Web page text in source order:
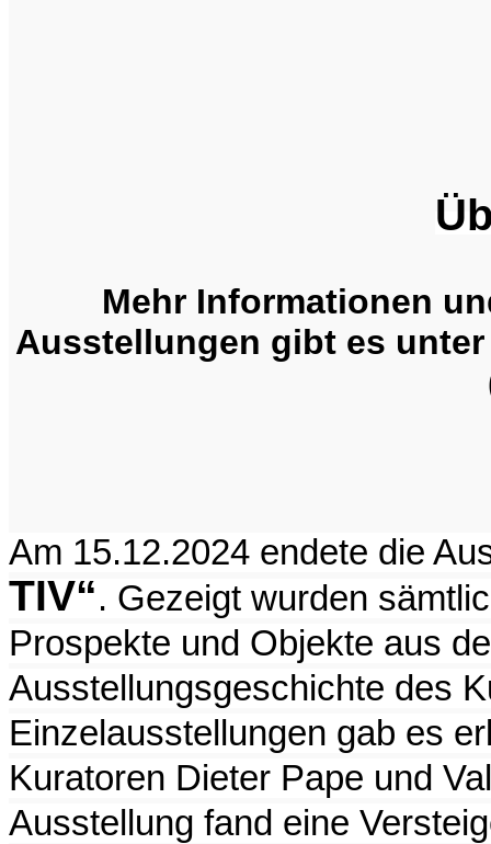
Mehr Informationen
Ausstellungen gibt es
Am 15.12.2024 endete die
TIV“. Gezeigt wurden
Prospekte und Objekte aus
Ausstellungsgeschichte des
Einzelausstellungen gab es
Kuratoren Dieter Pape und
Ausstellung fand eine